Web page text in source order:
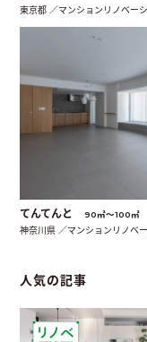
東京都 ／マンションリノベー
てんてんと 90㎡〜100㎡
神奈川県 ／マンションリノベ
人気の記事